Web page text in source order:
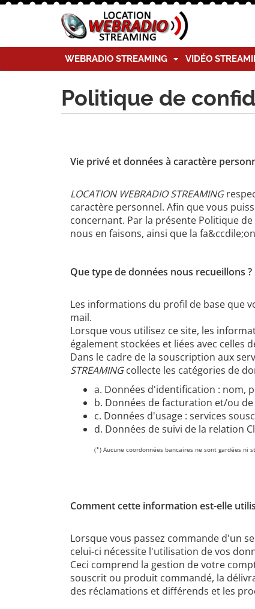
WEBRADIO STREAMING VIDÉO
Politique de
Vie privé et données à caractère
LOCATION WEBRADIO STREAMING
caractère personnel. Afin que vous
concernant. Par la présente Politique
nous en faisons, ainsi que la
Que type de données nous recueillons ?
Les informations du profil de base que
mail.
Lorsque vous utilisez ce site, les
également stockées et liées avec celles
Dans le cadre de la souscription aux
STREAMINGcollecte les catégories de
a. Données d'identification : nom,
b. Données de facturation et/ou
c. Données d'usage : services
d. Données de suivi de la relation
(*) Aucune coordonnées bancaires ne sont gardées ni
Comment cette information est-elle
Lorsque vous passez commande d'un
celui-ci nécessite l'utilisation de vos
Ceci comprend la gestion de votre
souscrit ou produit commandé, la
des réclamations et différends et les